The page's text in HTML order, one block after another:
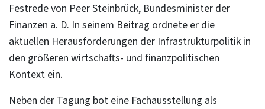
Festrede von Peer Steinbrück, Bundesminister der
Finanzen a. D. In seinem Beitrag ordnete er die
aktuellen Herausforderungen der Infrastrukturpolitik in
den größeren wirtschafts- und finanzpolitischen
Kontext ein.
Neben der Tagung bot eine Fachausstellung als